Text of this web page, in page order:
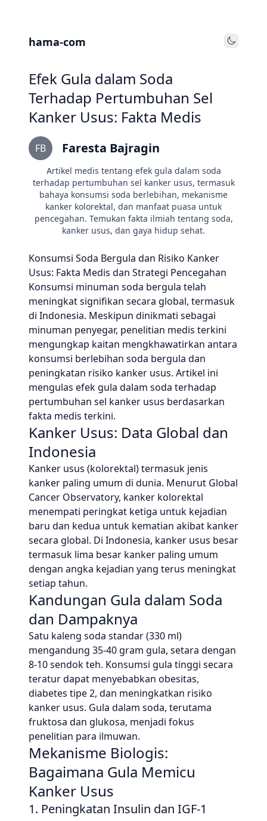
hama-com Toggle
Efek Gula dalam Soda
Terhadap Pertumbuhan Sel
Kanker Usus: Fakta Medis
FB Faresta Bajragin
Artikel medis tentang efek gula dalam soda
terhadap pertumbuhan sel kanker usus, termasuk
bahaya konsumsi soda berlebihan, mekanisme
kanker kolorektal, dan manfaat puasa untuk
pencegahan. Temukan fakta ilmiah tentang soda,
kanker usus, dan gaya hidup sehat.
Konsumsi Soda Bergula dan Risiko Kanker
Usus: Fakta Medis dan Strategi Pencegahan
Konsumsi minuman soda bergula telah
meningkat signifikan secara global, termasuk
di Indonesia. Meskipun dinikmati sebagai
minuman penyegar, penelitian medis terkini
mengungkap kaitan mengkhawatirkan antara
konsumsi berlebihan soda bergula dan
peningkatan risiko kanker usus. Artikel ini
mengulas efek gula dalam soda terhadap
pertumbuhan sel kanker usus berdasarkan
fakta medis terkini.
Kanker Usus: Data Global dan
Indonesia
Kanker usus (kolorektal) termasuk jenis
kanker paling umum di dunia. Menurut Global
Cancer Observatory, kanker kolorektal
menempati peringkat ketiga untuk kejadian
baru dan kedua untuk kematian akibat kanker
secara global. Di Indonesia, kanker usus besar
termasuk lima besar kanker paling umum
dengan angka kejadian yang terus meningkat
setiap tahun.
Kandungan Gula dalam Soda
dan Dampaknya
Satu kaleng soda standar (330 ml)
mengandung 35-40 gram gula, setara dengan
8-10 sendok teh. Konsumsi gula tinggi secara
teratur dapat menyebabkan obesitas,
diabetes tipe 2, dan meningkatkan risiko
kanker usus. Gula dalam soda, terutama
fruktosa dan glukosa, menjadi fokus
penelitian para ilmuwan.
Mekanisme Biologis:
Bagaimana Gula Memicu
Kanker Usus
1. Peningkatan Insulin dan IGF-1